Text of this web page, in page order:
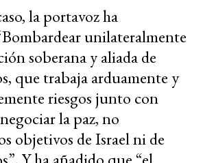
la portavoz ha
unilateralmente
soberana y aliada de
que trabaja arduamente y
riesgos junto con
la paz, no
objetivos de Israel ni de